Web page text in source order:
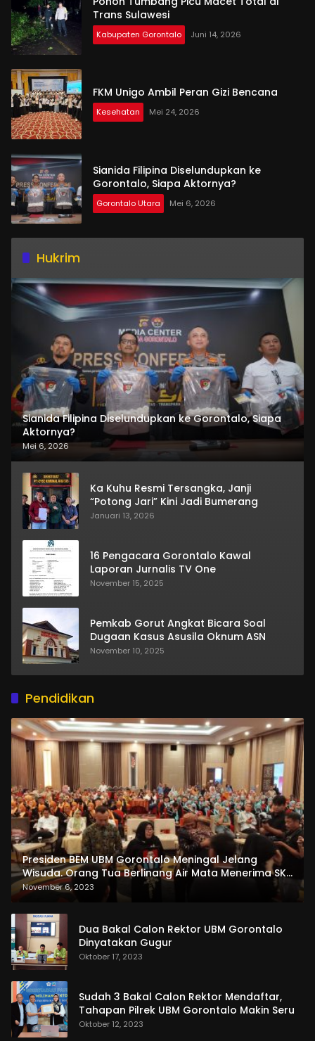
Trans Sulawesi
Kabupaten Gorontalo Juni 14, 2026
FKM Unigo Ambil Peran Gizi Bencana
Kesehatan Mei 24, 2026
Sianida Filipina Diselundupkan ke
Gorontalo, Siapa Aktornya?
Gorontalo Utara Mei 6, 2026
Hukrim
Sianida Filipina Diselundupkan ke Gorontalo, Siapa
Aktornya?
Mei 6, 2026
Ka Kuhu Resmi Tersangka, Janji
“Potong Jari” Kini Jadi Bumerang
Januari 13, 2026
16 Pengacara Gorontalo Kawal
Laporan Jurnalis TV One
November 15, 2025
Pemkab Gorut Angkat Bicara Soal
Dugaan Kasus Asusila Oknum ASN
November 10, 2025
Pendidikan
Presiden BEM UBM Gorontalo Meningal Jelang
Wisuda. Orang Tua Berlinang Air Mata Menerima SKL
dan Pemasangan Salempang
November 6, 2023
Dua Bakal Calon Rektor UBM Gorontalo
Dinyatakan Gugur
Oktober 17, 2023
Sudah 3 Bakal Calon Rektor Mendaftar,
Tahapan Pilrek UBM Gorontalo Makin Seru
Oktober 12, 2023